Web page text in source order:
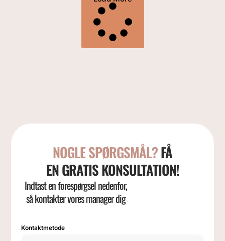
NOGLE SPØRGSMÅL?FÅ
EN GRATIS KONSULTATION!
Indtast en forespørgsel nedenfor,
så kontakter vores manager dig
Kontaktmetode